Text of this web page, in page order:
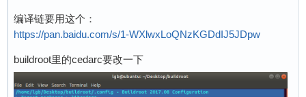
编译链要用这个：
https://pan.baidu.com/s/1-WXlwxLoQNzKGDdIJ5JDpw
buildroot里的cedarc要改一下